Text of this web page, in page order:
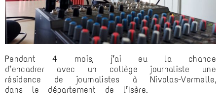
Pendant 4 mois, j’ai eu la chance
d’encadrer avec un collège journaliste une
résidence de journalistes à Nivolas-Vermelle,
dans le département de l’Isère.